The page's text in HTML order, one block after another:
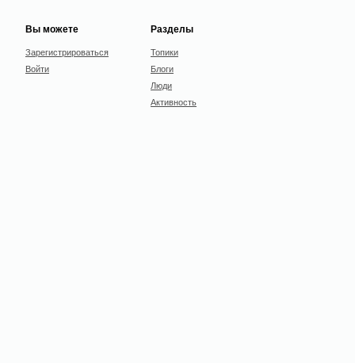
Вы можете
Зарегистрироваться
Войти
Разделы
Топики
Блоги
Люди
Активность